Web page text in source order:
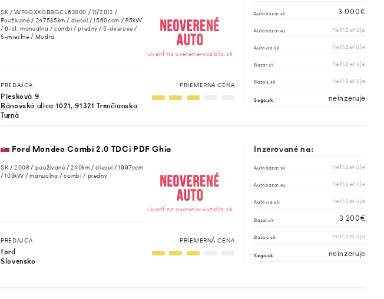
SK / WF0GXXGBBGCL63000 / 11/2012 /
Používané / 247535km / diesel / 1560ccm / 85kW
/ 6-st. manuálna / combi / predný / 5-dverové /
5-miestne / Modrá
Overiť na overenie-vozidla.sk
PREDAJCA
Piesková 9
Bánovská ulica 1021, 91321 Trenčianska
Turná
PRIEMERNÁ CENA
Autobazar.sk 3 000€
Autobazar.eu neinzeruje
Autovia.sk neinzeruje
Bazar.sk neinzeruje
Bazos.sk neinzeruje
Sego.sk neinzeruje
Ford Mondeo Combi 2.0 TDCi PDF Ghia
SK / 2008 / používané / 240km / diesel / 1997ccm
/ 103kW / manuálna / combi / predný
Overiť na overenie-vozidla.sk
PREDAJCA
ford
Slovensko
PRIEMERNÁ CENA
Inzerované na:
Autobazar.sk neinzeruje
Autobazar.eu neinzeruje
Autovia.sk neinzeruje
Bazar.sk 3 200€
Bazos.sk neinzeruje
Sego.sk neinzeruje